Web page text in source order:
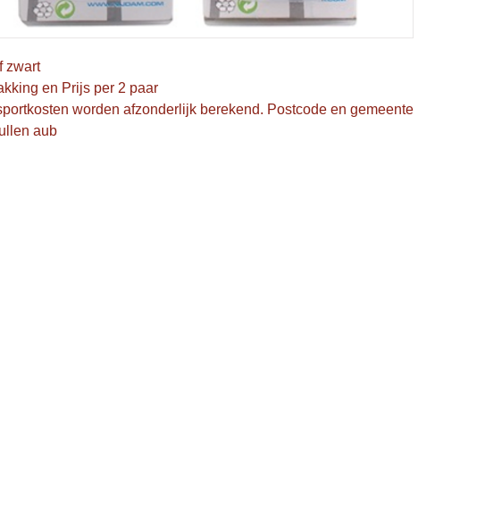
zwart
en Prijs per 2 paar
worden afzonderlijk berekend. Postcode en gemeente
aub